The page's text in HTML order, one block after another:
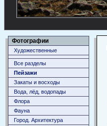
Фотографии
Художественные
Все разделы
Пейзажи
Закаты и восходы
Вода, лёд, водопады
Флора
Фауна
Город. Архитектура